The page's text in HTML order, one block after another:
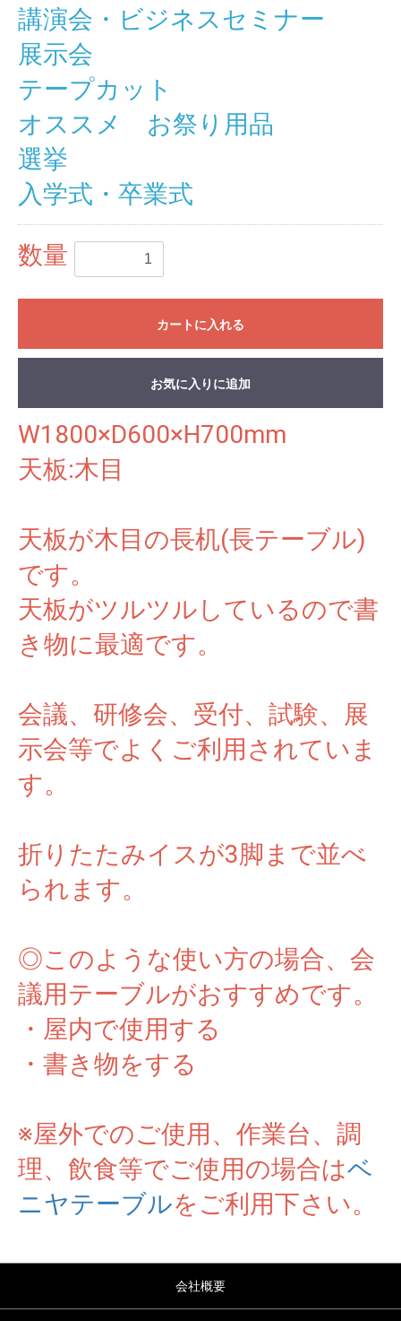
講演会・ビジネスセミナー
展示会
テープカット
オススメ お祭り用品
選挙
入学式・卒業式
数量
カートに入れる
お気に入りに追加
W1800×D600×H700mm
天板:木目
天板が木目の長机(長テーブル)
です。
天板がツルツルしているので書
き物に最適です。
会議、研修会、受付、試験、展
示会等でよくご利用されていま
す。
折りたたみイスが3脚まで並べ
られます。
◎このような使い方の場合、会
議用テーブルがおすすめです。
・屋内で使用する
・書き物をする
※屋外でのご使用、作業台、調
理、飲食等でご使用の場合はベ
ニヤテーブルをご利用下さい。
会社概要